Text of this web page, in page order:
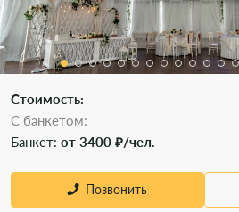
Стоимость:
С банкетом:
Банкет: от 3400 ₽/чел.
Позвонить